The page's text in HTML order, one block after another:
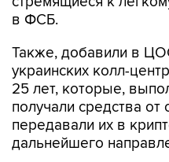
в ФСБ.
Также, добавили в
украинских колл-
25 лет, которые,
получали средства
передавали их в
дальнейшего